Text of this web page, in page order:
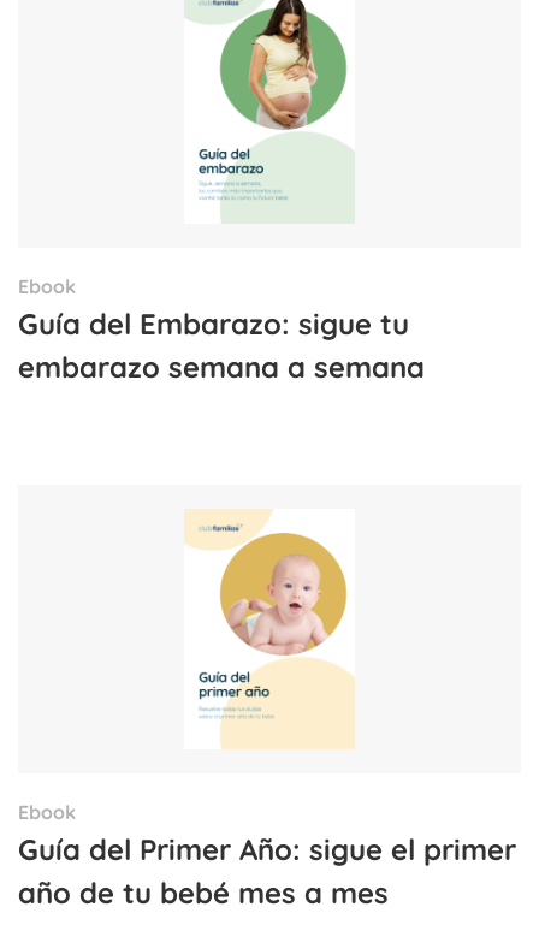
Ebook
Guía del Embarazo: sigue tu
embarazo semana a semana
Ebook
Guía del Primer Año: sigue el primer
año de tu bebé mes a mes